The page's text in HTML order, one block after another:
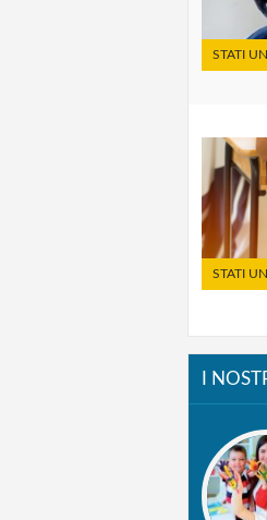
STATI
STATI
I